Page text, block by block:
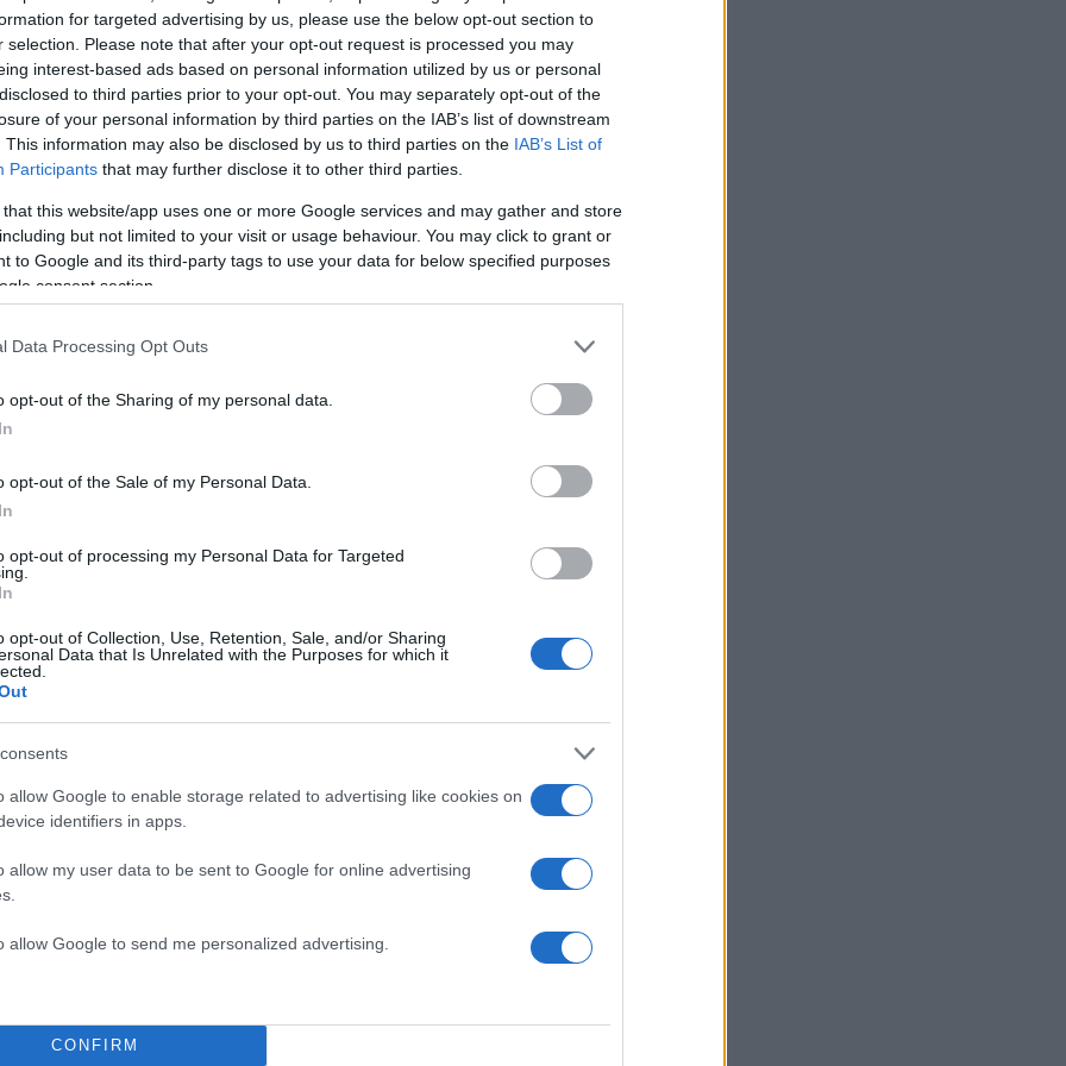
for targeted advertising by us, please use the below opt-out section to
selection. Please note that after your opt-out request is processed you may
interest-based ads based on personal information utilized by us or personal
to third parties prior to your opt-out. You may separately opt-out of the
of your personal information by third parties on the IAB’s list of downstream
This information may also be disclosed by us to third parties on the IAB’s List of
Participants that may further disclose it to other third parties.
that this website/app uses one or more Google services and may gather and store
but not limited to your visit or usage behaviour. You may click to grant or
to Google and its third-party tags to use your data for below specified purposes
consent section.
Data Processing Opt Outs
opt-out of the Sharing of my personal data.
opt-out of the Sale of my Personal Data.
opt-out of processing my Personal Data for Targeted
opt-out of Collection, Use, Retention, Sale, and/or Sharing
Data that Is Unrelated with the Purposes for which it
allow Google to enable storage related to advertising like cookies on
identifiers in apps.
allow my user data to be sent to Google for online advertising
allow Google to send me personalized advertising.
CONFIRM
πολύ δυνατά στο ματς και με πρωταγωνίστριες τις
πήρε από την αρχή το προβάδισμα, φθάνοντας και στο 4-1,
3 του πρώτου 8λέπτου η Φερεντσβάρος.
ΔΙΑΦΗΜΙΣΗ